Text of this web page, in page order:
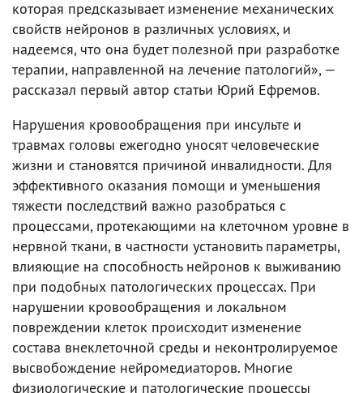
которая предсказывает изменение механических
свойств нейронов в различных условиях, и
надеемся, что она будет полезной при разработке
терапии, направленной на лечение патологий», —
рассказал первый автор статьи Юрий Ефремов.
Нарушения кровообращения при инсульте и
травмах головы ежегодно уносят человеческие
жизни и становятся причиной инвалидности. Для
эффективного оказания помощи и уменьшения
тяжести последствий важно разобраться с
процессами, протекающими на клеточном уровне в
нервной ткани, в частности установить параметры,
влияющие на способность нейронов к выживанию
при подобных патологических процессах. При
нарушении кровообращения и локальном
повреждении клеток происходит изменение
состава внеклеточной среды и неконтролируемое
высвобождение нейромедиаторов. Многие
физиологические и патологические процессы